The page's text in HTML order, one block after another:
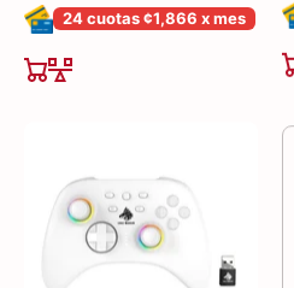
24 cuotas ¢1,866 x mes